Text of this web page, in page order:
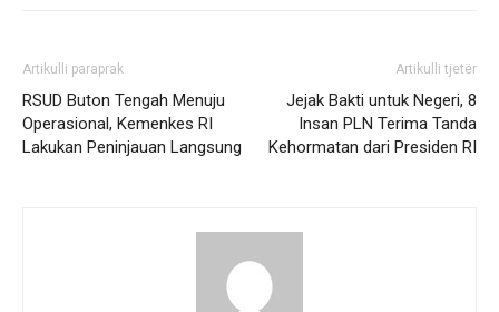
Artikulli paraprak
RSUD Buton Tengah Menuju
Operasional, Kemenkes RI
Lakukan Peninjauan Langsung
Artikulli tjetër
Jejak Bakti untuk Negeri, 8
Insan PLN Terima Tanda
Kehormatan dari Presiden RI